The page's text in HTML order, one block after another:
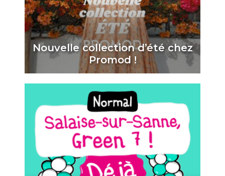
Nouvelle collection d’été chez
Promod !